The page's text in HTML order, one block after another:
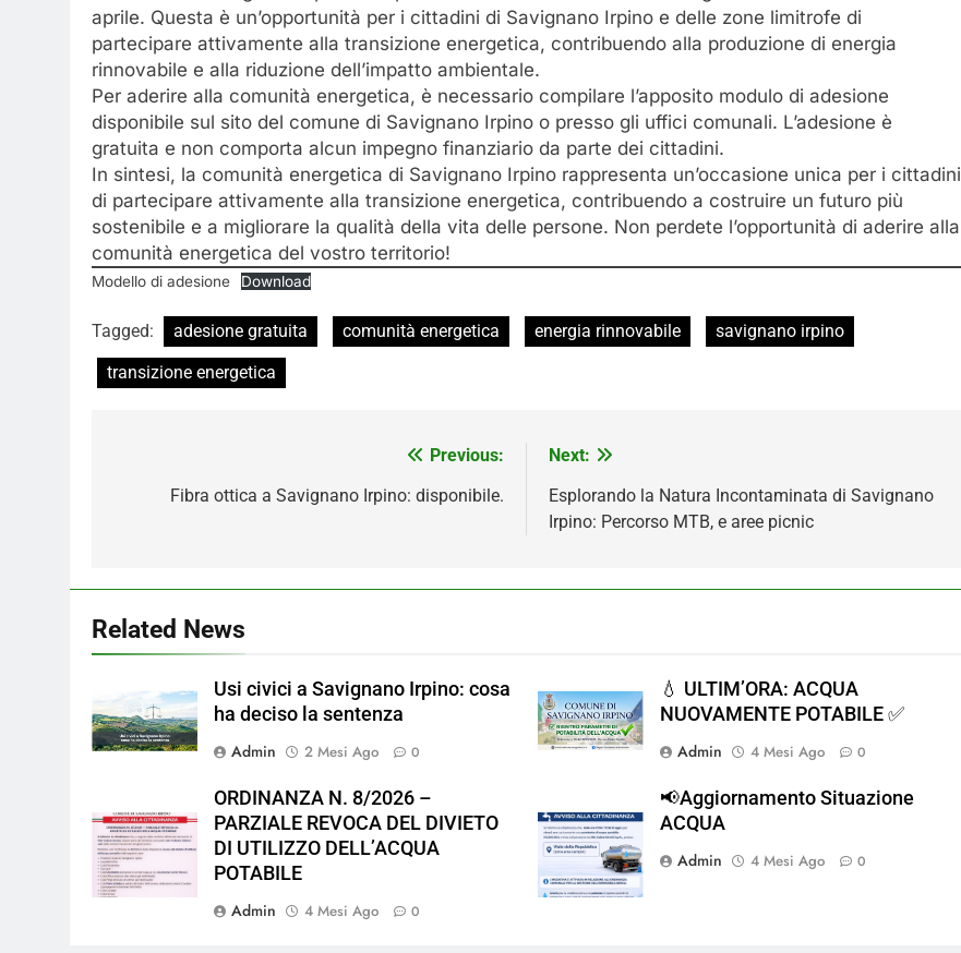
aprile. Questa è un’opportunità per i cittadini di Savignano Irpino e delle zone limitrofe di
partecipare attivamente alla transizione energetica, contribuendo alla produzione di energia
rinnovabile e alla riduzione dell’impatto ambientale.
Per aderire alla comunità energetica, è necessario compilare l’apposito modulo di adesione
disponibile sul sito del comune di Savignano Irpino o presso gli uffici comunali. L’adesione è
gratuita e non comporta alcun impegno finanziario da parte dei cittadini.
In sintesi, la comunità energetica di Savignano Irpino rappresenta un’occasione unica per i cittadini
di partecipare attivamente alla transizione energetica, contribuendo a costruire un futuro più
sostenibile e a migliorare la qualità della vita delle persone. Non perdete l’opportunità di aderire alla
comunità energetica del vostro territorio!
Modello di adesione Download
Tagged: adesione gratuita comunità energetica energia rinnovabile
savignano irpino
transizione energetica
Previous:
Fibra ottica a Savignano Irpino: disponibile.
Next:
Esplorando la Natura Incontaminata di Savignano
Irpino: Percorso MTB, e aree picnic
Related News
Usi civici a Savignano Irpino: cosa
ha deciso la sentenza
Admin
2 Mesi Ago 0
💧 ULTIM’ORA: ACQUA
NUOVAMENTE POTABILE ✅
Admin
4 Mesi Ago 0
ORDINANZA N. 8/2026 –
PARZIALE REVOCA DEL DIVIETO
DI UTILIZZO DELL’ACQUA
POTABILE
Admin
4 Mesi Ago 0
📢Aggiornamento Situazione
ACQUA
Admin
4 Mesi Ago 0